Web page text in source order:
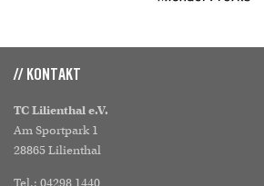
// KONTAKT
TC Lilienthal e.V.
Am Sportpark 1
28865 Lilienthal